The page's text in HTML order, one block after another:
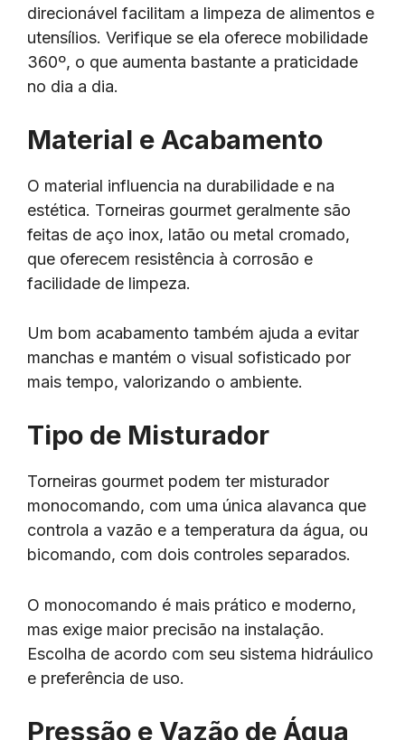
direcionável facilitam a limpeza de alimentos e
utensílios. Verifique se ela oferece mobilidade
360º, o que aumenta bastante a praticidade
no dia a dia.
Material e Acabamento
O material influencia na durabilidade e na
estética. Torneiras gourmet geralmente são
feitas de aço inox, latão ou metal cromado,
que oferecem resistência à corrosão e
facilidade de limpeza.
Um bom acabamento também ajuda a evitar
manchas e mantém o visual sofisticado por
mais tempo, valorizando o ambiente.
Tipo de Misturador
Torneiras gourmet podem ter misturador
monocomando, com uma única alavanca que
controla a vazão e a temperatura da água, ou
bicomando, com dois controles separados.
O monocomando é mais prático e moderno,
mas exige maior precisão na instalação.
Escolha de acordo com seu sistema hidráulico
e preferência de uso.
Pressão e Vazão de Água